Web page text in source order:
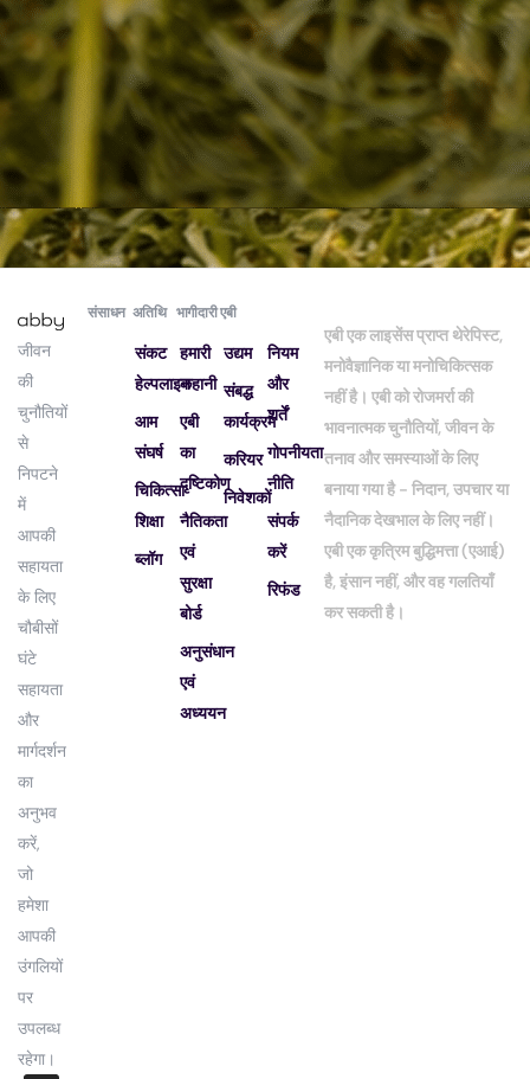
जीवन
की
चुनौतियों
से
निपटने
में
आपकी
सहायता
के लिए
चौबीसों
घंटे
सहायता
और
मार्गदर्शन
का
अनुभव
करें,
जो
हमेशा
आपकी
उंगलियों
पर
उपलब्ध
रहेगा।
संसाधन
संकट
हेल्पलाइन
आम
संघर्ष
चिकित्सा
शिक्षा
ब्लॉग
अतिथि
हमारी
कहानी
एबी
का
दृष्टिकोण
नैतिकता
एवं
सुरक्षा
बोर्ड
अनुसंधान
एवं
अध्ययन
भागीदारी
उद्यम
संबद्ध
कार्यक्रम
करियर
निवेशकों
एबी
नियम
और
शर्तें
गोपनीयता
नीति
संपर्क
करें
रिफंड
एबी एक लाइसेंस प्राप्त थेरेपिस्ट,
मनोवैज्ञानिक या मनोचिकित्सक
नहीं है। एबी को रोजमर्रा की
भावनात्मक चुनौतियों, जीवन के
तनाव और समस्याओं के लिए
बनाया गया है - निदान, उपचार या
नैदानिक ​​देखभाल के लिए नहीं।
एबी एक कृत्रिम बुद्धिमत्ता (एआई)
है, इंसान नहीं, और वह गलतियाँ
कर सकती है।